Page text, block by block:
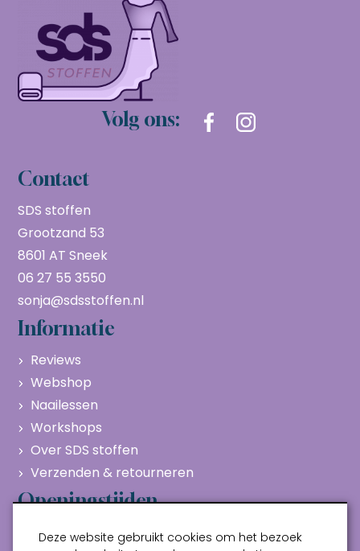
Volg ons:
Contact
SDS stoffen
Grootzand 53
8601 AT Sneek
06 27 55 3550
sonja@sdsstoffen.nl
Informatie
Reviews
Webshop
Naailessen
Workshops
Over SDS stoffen
Verzenden & retourneren
Openingstijden
Maandag
Gesloten
Deze website gebruikt cookies om het bezoek